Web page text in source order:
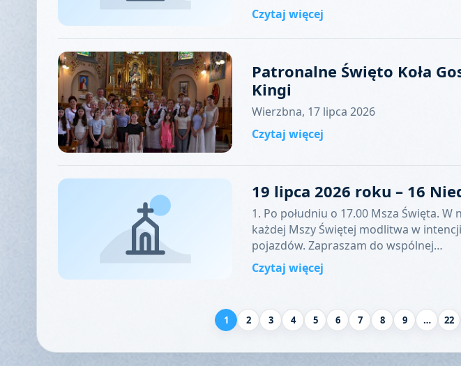
Czytaj więcej
Patronalne Święto Koła
Kingi
Wierzbna, 17 lipca 2026
Czytaj więcej
19 lipca 2026 roku – 16
1. Po południu o 17.00 Msza Święta.
każdej Mszy Świętej modlitwa w
pojazdów. Zapraszam do wspólnej…
Czytaj więcej
1 2 3 4 5 6 7 8 9 … 22